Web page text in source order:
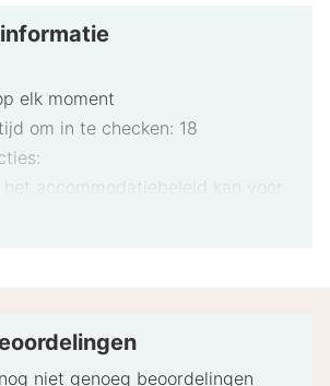
elk moment
om in te checken: 18
accommodatiebeleid kan voor
toeslag in rekening worden
in contanten te verstrekken
niet genoeg beoordelingen